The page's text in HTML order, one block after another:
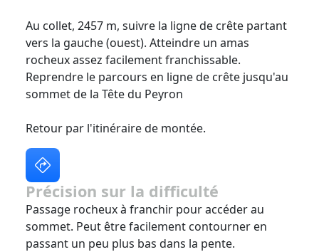
Au collet, 2457 m, suivre la ligne de crête partant
vers la gauche (ouest). Atteindre un amas
rocheux assez facilement franchissable.
Reprendre le parcours en ligne de crête jusqu'au
sommet de la Tête du Peyron
Retour par l'itinéraire de montée.
Précision sur la difficulté
Passage rocheux à franchir pour accéder au
sommet. Peut être facilement contourner en
passant un peu plus bas dans la pente.